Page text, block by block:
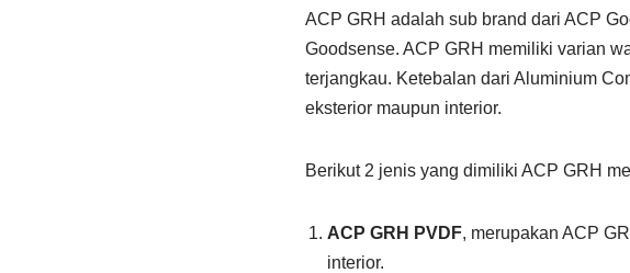
ACP GRH adalah sub brand dari ACP
Goodsense. ACP GRH memiliki varian
terjangkau. Ketebalan dari Aluminium
eksterior maupun interior.
Berikut 2 jenis yang dimiliki ACP GRH
ACP GRH PVDF, merupakan ACP
interior.